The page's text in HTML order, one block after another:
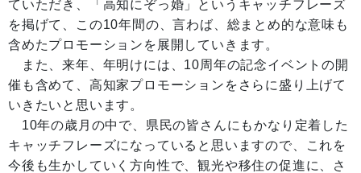
ていただき、「高知にぞっ婚」というキャッチフレーズ
を掲げて、この10年間の、言わば、総まとめ的な意味も
含めたプロモーションを展開していきます。
また、来年、年明けには、10周年の記念イベントの開
催も含めて、高知家プロモーションをさらに盛り上げて
いきたいと思います。
10年の歳月の中で、県民の皆さんにもかなり定着した
キャッチフレーズになっていると思いますので、これを
今後も生かしていく方向性で、観光や移住の促進に、さ